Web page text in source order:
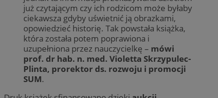
już czytającym czy ich rodzicom może byłaby
ciekawsza gdyby uświetnić ją obrazkami,
opowiedzieć historię. Tak powstała książka,
która została potem poprawiona i
uzupełniona przez nauczycielkę – mówi
prof. dr hab. n. med. Violetta Skrzypulec-
Plinta, prorektor ds. rozwoju i promocji
SUM.